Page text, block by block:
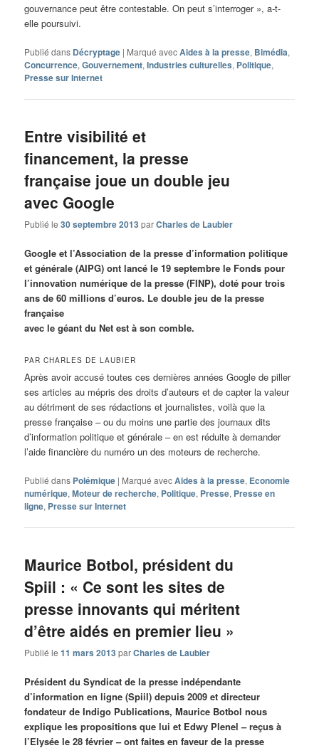
gouvernance peut être contestable. On peut s’interroger », a-t-
elle poursuivi.
Publié dans Décryptage | Marqué avecAides à la presse, Bimédia,
Concurrence,Gouvernement,Industries culturelles, Politique,
Presse sur Internet
Entre visibilité et
financement, la presse
française joue un double jeu
avec Google
Publié le30 septembre 2013 parCharles de Laubier
Google et l’Association de la presse d’information politique
et générale (AIPG) ont lancé le 19 septembre le Fonds pour
l’innovation numérique de la presse (FINP), doté pour trois
ans de 60 millions d’euros. Le double jeu de la presse
française
avec le géant du Net est à son comble.
PAR CHARLES DE LAUBIER
Après avoir accusé toutes ces dernières années Google de piller
ses articles au mépris des droits d’auteurs et de capter la valeur
au détriment de ses rédactions et journalistes, voilà que la
presse française – ou du moins une partie des journaux dits
d’information politique et générale – en est réduite à demander
l’aide financière du numéro un des moteurs de recherche.
Publié dans Polémique | Marqué avecAides à la presse, Economie
numérique,Moteur de recherche, Politique, Presse, Presse en
ligne, Presse sur Internet
Maurice Botbol, président du
Spiil : « Ce sont les sites de
presse innovants qui méritent
d’être aidés en premier lieu »
Publié le11 mars 2013 parCharles de Laubier
Président du Syndicat de la presse indépendante
d’information en ligne (Spiil) depuis 2009 et directeur
fondateur de Indigo Publications, Maurice Botbol nous
explique les propositions que lui et Edwy Plenel – reçus à
l’Elysée le 28 février – ont faites en faveur de la presse